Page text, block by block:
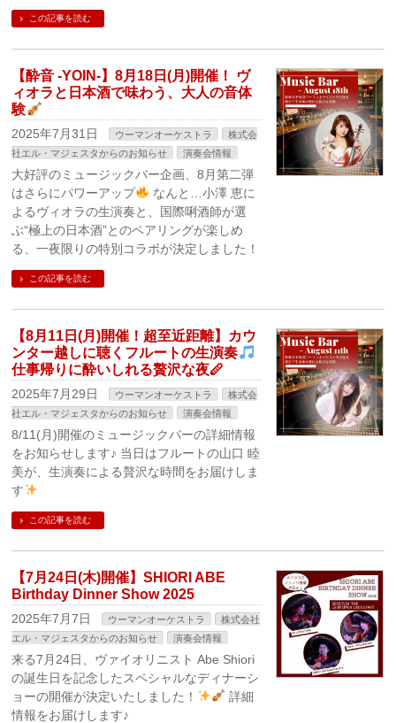
この記事を読む
【酔音 -YOIN-】8月18日(月)開催！ ヴ
ィオラと日本酒で味わう、大人の音体
験
2025年7月31日 ウーマンオーケストラ
株式会
社エル・マジェスタからのお知らせ
演奏会情報
大好評のミュージックバー企画、8月第二弾
はさらにパワーアップ
なんと…小澤 恵に
よるヴィオラの生演奏と、国際唎酒師が選
ぶ“極上の日本酒”とのペアリングが楽しめ
る、一夜限りの特別コラボが決定しました！
この記事を読む
【8月11日(月)開催！超至近距離】カウ
ンター越しに聴くフルートの生演奏
仕事帰りに酔いしれる贅沢な夜🪈
2025年7月29日 ウーマンオーケストラ
株式会
社エル・マジェスタからのお知らせ
演奏会情報
8/11(月)開催のミュージックバーの詳細情報
をお知らせします♪ 当日はフルートの山口 睦
美が、生演奏による贅沢な時間をお届けしま
す
この記事を読む
【7月24日(木)開催】SHIORI ABE
Birthday Dinner Show 2025
2025年7月7日 ウーマンオーケストラ
株式会社
エル・マジェスタからのお知らせ
演奏会情報
来る7月24日、ヴァイオリニスト Abe Shiori
の誕生日を記念したスペシャルなディナーシ
ョーの開催が決定いたしました！
詳細
情報をお届けします♪